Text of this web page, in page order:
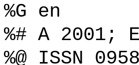
%G en
%# A 2001;
%@ ISSN